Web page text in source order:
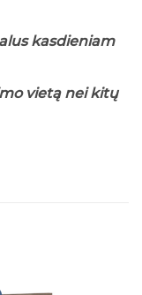
kasdieniam
vietą nei kitų